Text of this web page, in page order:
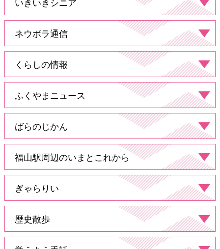
ネウボラ通信​
くらしの情報
ふくやまニュース
ばらのじかん
福山駅周辺のいまとこれから
ぎゃらりい
歴史散歩